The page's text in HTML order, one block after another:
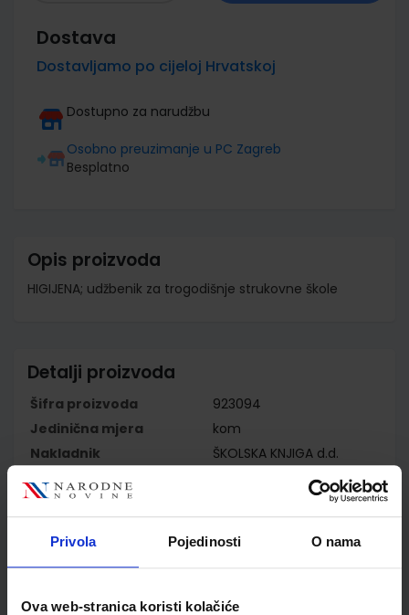
Privola Pojedinosti O nama
Ova web-stranica koristi kolačiće
Dostava
Dostavljamo po cijeloj Hrvatskoj
Dostupno za narudžbu
Osobno preuzimanje u PC Zagreb
Besplatno
Opis proizvoda
HIGIJENA; udžbenik za trogodišnje strukovne škole
Detalji proizvoda
Šifra proizvoda
923094
Jedinična mjera
kom
Nakladnik
ŠKOLSKA KNJIGA d.d.
Vesna Kostović Vranješ
Školski razred
80 VIŠE RAZREDA SŠ
Vrsta školske knjige
UDŽBENIK
Vrsta škole